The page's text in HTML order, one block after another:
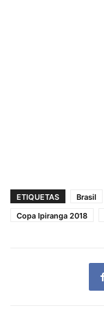
ETIQUETAS Brasil
Copa Ipiranga 2018